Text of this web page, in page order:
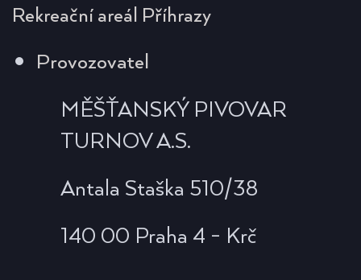
Rekreační areál Příhrazy
Provozovatel
MĚŠŤANSKÝ PIVOVAR
TURNOV A.S.
Antala Staška 510/38
140 00 Praha 4 - Krč